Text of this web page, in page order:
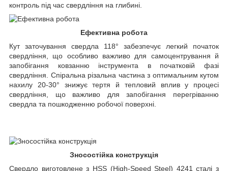
контроль під час свердління на глибині.
Ефективна робота
Кут заточування свердла 118° забезпечує легкий початок
свердління, що особливо важливо для самоцентрування й
запобігання ковзанню інструмента в початковій фазі
свердління. Спіральна різальна частина з оптимальним кутом
нахилу 20-30° знижує тертя й тепловий вплив у процесі
свердління, що важливо для запобігання перегріванню
свердла та пошкодженню робочої поверхні.
Зносостійка конструкція
Свердло виготовлене з HSS (High-Speed Steel) 4241 сталі з